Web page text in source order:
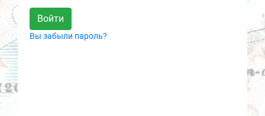
Контакты
Партнеры
Вы забыли пароль?